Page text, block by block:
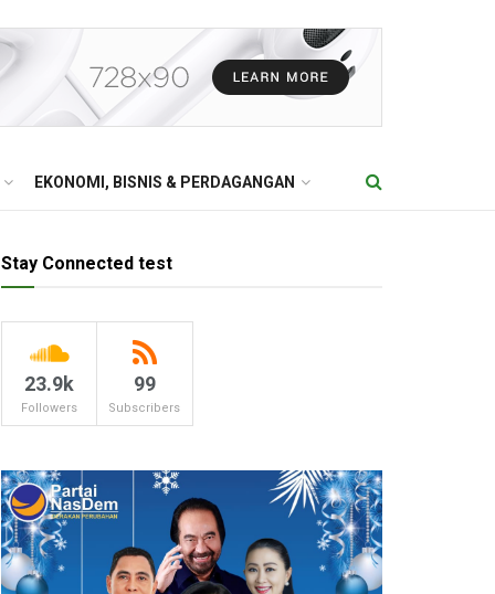
EKONOMI, BISNIS & PERDAGANGAN
Stay Connected test
23.9k
Followers
99
Subscribers